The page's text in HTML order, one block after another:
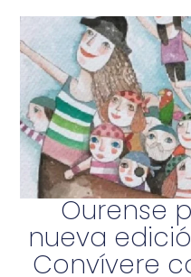
Ourense
nueva
Convívere